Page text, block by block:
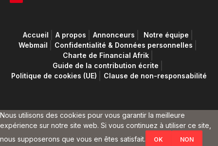
Accueil A propos Annonceurs
Notre équipe
Webmail
Confidentialité & Données personnelles
Charte de Financial Afrik
Guide de la contribution écrite
Politique de cookies (UE)
Clause de non-responsabilité
Nous utilisons des cookies pour vous garantir la meilleure
expérience sur notre site web. Si vous continuez à utiliser ce site,
nous supposerons que vous en êtes satisfait.
OK NON